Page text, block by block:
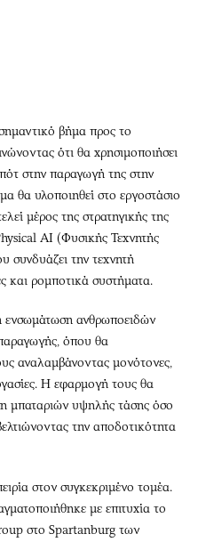
Wine routes
Podcasts
Προσφορές
Προσωπικότητες στην ''Κ''
Επιστολές
βήμα προς το
ότι θα χρησιμοποιήσει
στην παραγωγή της στην
θα υλοποιηθεί στο εργοστάσιο
μέρος της στρατηγικής της
AI (Φυσικής Τεχνητής
συνδυάζει την τεχνητή
και ρομποτικά συστήματα.
ενσωμάτωση ανθρωποειδών
όπου θα
αναλαμβάνοντας μονότονες,
Η εφαρμογή τους θα
μπαταριών υψηλής τάσης όσο
την αποδοτικότητα
στον συγκεκριμένο τομέα.
με επιτυχία το
στο Spartanburg των